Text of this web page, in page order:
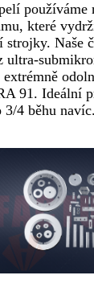
používáme
které
strojky. Naše
ultra-
91. Ideální
3/4 běhu navíc.